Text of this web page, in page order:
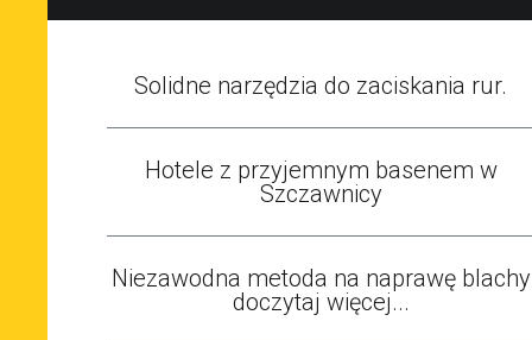
Solidne narzędzia do zaciskania rur.
Hotele z przyjemnym basenem w
Szczawnicy
Niezawodna metoda na naprawę blachy
doczytaj więcej...